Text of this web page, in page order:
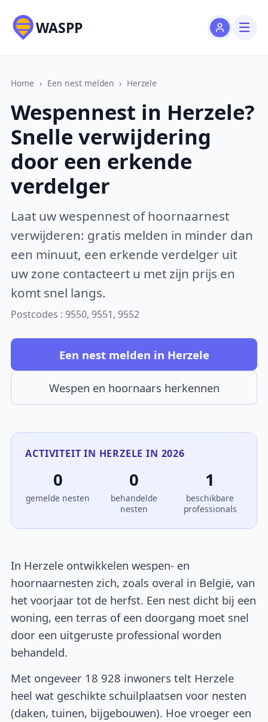
WASPP
Home › Een nest melden › Herzele
Wespennest in Herzele?
Snelle verwijdering
door een erkende
verdelger
Laat uw wespennest of hoornaarnest
verwijderen: gratis melden in minder dan
een minuut, een erkende verdelger uit
uw zone contacteert u met zijn prijs en
komt snel langs.
Postcodes : 9550, 9551, 9552
Een nest melden in Herzele
Wespen en hoornaars herkennen
ACTIVITEIT IN HERZELE IN 2026
0
gemelde nesten
0
behandelde
nesten
1
beschikbare
professionals
In Herzele ontwikkelen wespen- en
hoornaarnesten zich, zoals overal in België, van
het voorjaar tot de herfst. Een nest dicht bij een
woning, een terras of een doorgang moet snel
door een uitgeruste professional worden
behandeld.
Met ongeveer 18 928 inwoners telt Herzele
heel wat geschikte schuilplaatsen voor nesten
(daken, tuinen, bijgebouwen). Hoe vroeger een